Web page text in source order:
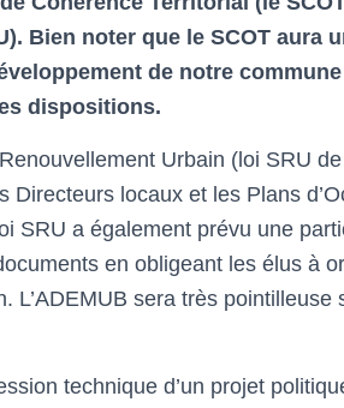
Bien noter que le SCOT aura
de notre
dispositions.
Urbain (loi SRU
locaux et les Plans
SRU a également prévu une
en obligeant les élus à
L’ADEMUB sera très pointilleuse
technique d’un projet